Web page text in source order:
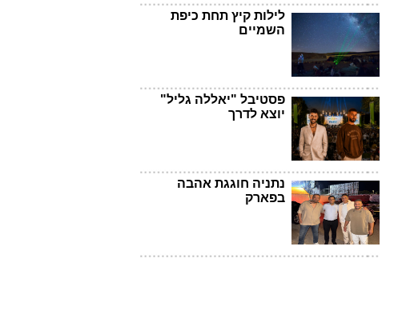
לילות קיץ תחת כיפת
השמיים
פסטיבל "יאללה גליל"
יוצא לדרך
נתניה חוגגת אהבה
בפארק